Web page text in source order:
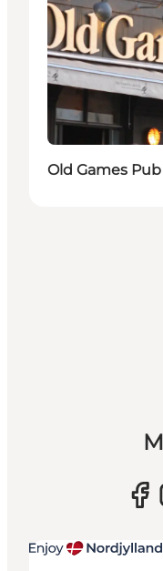
Old Games Pub